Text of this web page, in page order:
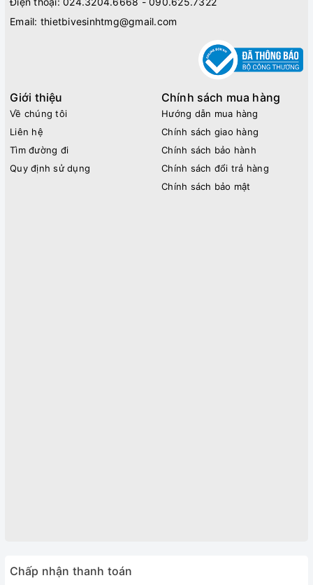
Email: thietbivesinhtmg@gmail.com
Giới thiệu
Về chúng tôi
Liên hệ
Tìm đường đi
Quy định sử dụng
Chính sách mua hàng
Hướng dẫn mua hàng
Chính sách giao hàng
Chính sách bảo hành
Chính sách đổi trả hàng
Chính sách bảo mật
Chấp nhận thanh toán